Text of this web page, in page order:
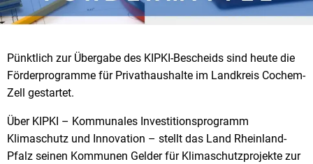
Pünktlich zur Übergabe des KIPKI-Bescheids sind heute die
Förderprogramme für Privathaushalte im Landkreis Cochem-
Zell gestartet.
Über KIPKI – Kommunales Investitionsprogramm
Klimaschutz und Innovation – stellt das Land Rheinland-
Pfalz seinen Kommunen Gelder für Klimaschutzprojekte zur